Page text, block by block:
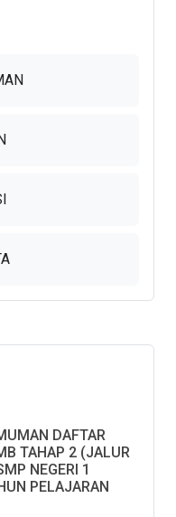
DAFTAR
TAHAP 2 (JALUR
NEGERI 1
PELAJARAN